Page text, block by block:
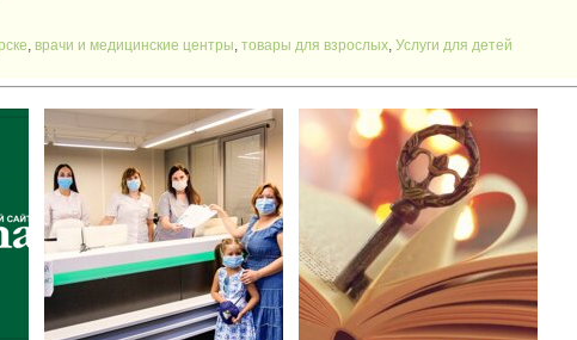
врачи и медицинские центры товары для взрослых Услуги для детей